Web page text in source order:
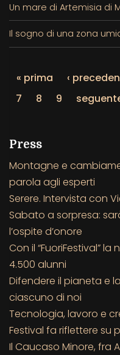
Un mare di Artemisia di
Il sogno di una zona
« prima ‹
7
8 9
Press
Montagne e
parola agli esperti
Serere. Intervista con
Sabato a sorpresa:
l’ospite d’onore
Con il “FuoriFestival”
4.500 alunni
Difendere il pianeta e
ciascuno di noi
Tecnologia, lavoro e
Festival fa riflettere su
Il Caucaso Minore, fra